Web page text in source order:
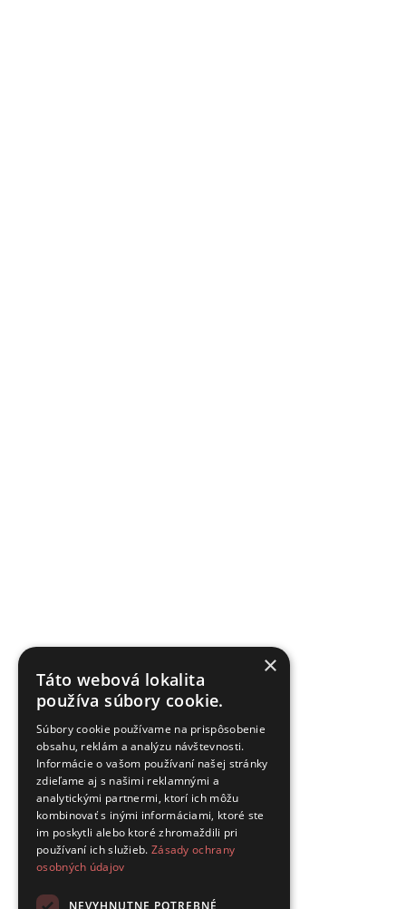
×
Táto webová lokalita
používa súbory cookie.
Súbory cookie používame na prispôsobenie
obsahu, reklám a analýzu návštevnosti.
Informácie o vašom používaní našej stránky
zdieľame aj s našimi reklamnými a
analytickými partnermi, ktorí ich môžu
kombinovať s inými informáciami, ktoré ste
im poskytli alebo ktoré zhromaždili pri
používaní ich služieb. Zásady ochrany
osobných údajov
NEVYHNUTNE POTREBNÉ